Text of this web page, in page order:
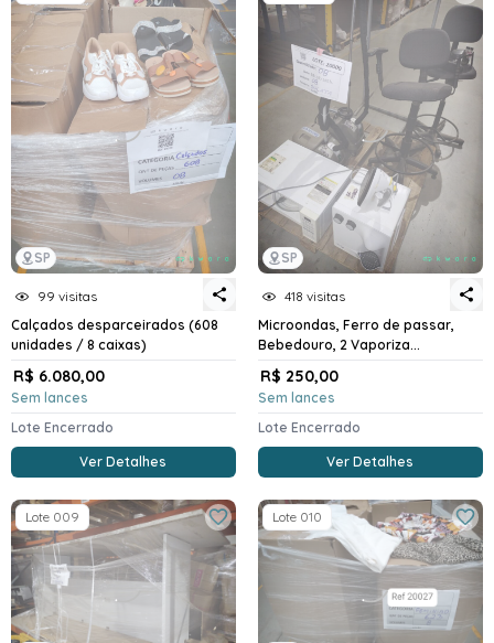
SP
99 visitas
Calçados desparceirados (608
unidades / 8 caixas)
R$ 6.080,00
Sem lances
Lote Encerrado
Ver Detalhes
SP
418 visitas
Microondas, Ferro de passar,
Bebedouro, 2 Vaporiza...
R$ 250,00
Sem lances
Lote Encerrado
Ver Detalhes
Lote 009 Lote 010